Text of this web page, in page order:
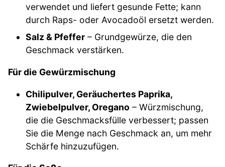
verwendet und liefert gesunde Fette; kann
durch Raps- oder Avocadoöl ersetzt werden.
Salz & Pfeffer – Grundgewürze, die den
Geschmack verstärken.
Für die Gewürzmischung
Chilipulver, Geräuchertes Paprika,
Zwiebelpulver, Oregano – Würzmischung,
die die Geschmacksfülle verbessert; passen
Sie die Menge nach Geschmack an, um mehr
Schärfe hinzuzufügen.